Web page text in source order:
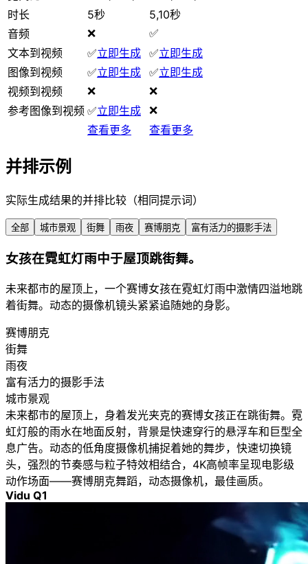
时长
5秒
5,10秒
音频
❌
✅
文本到视频
✅立即生成 ✅立即生成
图像到视频
✅立即生成 ✅立即生成
视频到视频
❌
❌
参考图像到视频 ✅立即生成 ❌
查看更多
查看更多
并排示例
实际生成结果的并排比较（相同提示词）
全部 城市景观 街舞 雨夜 赛博朋克 富有活力的摄影手法
女孩在霓虹灯雨中于屋顶跳街舞。
未来都市的屋顶上，一个赛博女孩在霓虹灯雨中激情四溢地跳
着街舞。动态的摄像机镜头紧紧追随她的身影。
赛博朋克
街舞
雨夜
富有活力的摄影手法
城市景观
未来都市的屋顶上，身着发光夹克的赛博女孩正在跳街舞。霓
虹灯般的雨水在地面反射，背景是快速穿行的悬浮车和巨型全
息广告。动态的低角度摄像机捕捉着她的舞步，快速切换镜
头，强烈的节奏感与粒子特效相结合，4K高帧率呈现电影级
动作场面——赛博朋克舞蹈，动态摄像机，最佳画质。
Vidu Q1